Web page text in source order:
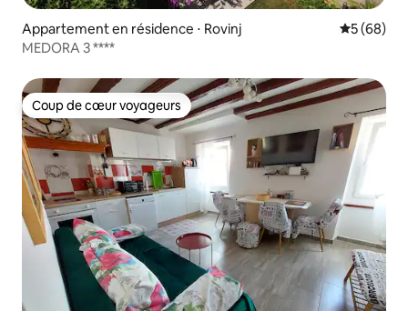
Appartement en résidence ⋅ Rovinj
5 (68)
MEDORA 3 ****
Coup de cœur voyageurs
Coup de cœur voyageurs